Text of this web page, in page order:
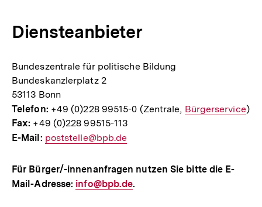
Diensteanbieter
Bundeszentrale für politische Bildung
Bundeskanzlerplatz 2
53113 Bonn
Telefon: +49 (0)228 99515-0 (Zentrale, Interner
Bürgerservice)
Fax: +49 (0)228 99515-113
E-Mail: E-
Link:
poststelle@bpb.de
Für Bürger/-innenanfragen nutzen Sie bitte die E-
Mail-Adresse: E-
info@bpb.de.